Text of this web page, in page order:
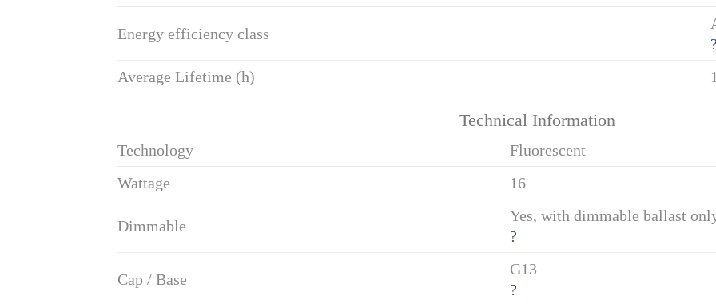
Energy efficiency class
?
Average Lifetime (h)
Technical Information
Technology
Fluorescent
Wattage
16
Dimmable
Yes, with dimmable ballast
?
Cap / Base
G13
?